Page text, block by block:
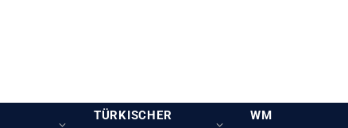
TÜRKISCHER
WM